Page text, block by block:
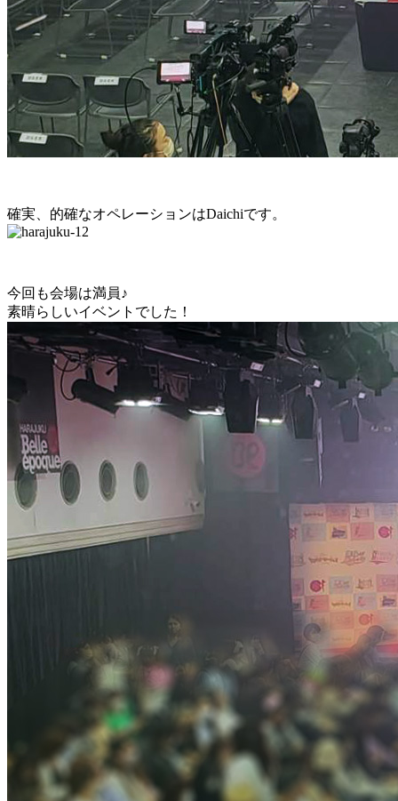
確実、的確なオペレーションはDaichiです。
今回も会場は満員♪
素晴らしいイベントでした！